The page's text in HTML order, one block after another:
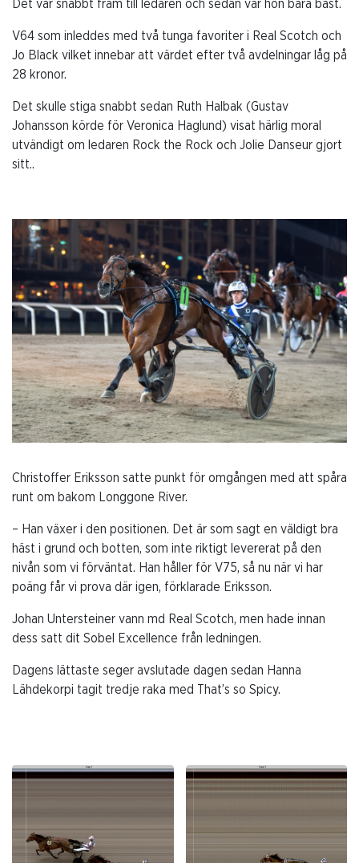
Det var snabbt fram till ledaren och sedan var hon bara bäst.
V64 som inleddes med två tunga favoriter i Real Scotch och
Jo Black vilket innebar att värdet efter två avdelningar låg på
28 kronor.
Det skulle stiga snabbt sedan Ruth Halbak (Gustav
Johansson körde för Veronica Haglund) visat härlig moral
utvändigt om ledaren Rock the Rock och Jolie Danseur gjort
sitt..
Christoffer Eriksson satte punkt för omgången med att spåra
runt om bakom Longgone River.
– Han växer i den positionen. Det är som sagt en väldigt bra
häst i grund och botten, som inte riktigt levererat på den
nivån som vi förväntat. Han håller för V75, så nu när vi har
poäng får vi prova där igen, förklarade Eriksson.
Johan Untersteiner vann md Real Scotch, men hade innan
dess satt dit Sobel Excellence från ledningen.
Dagens lättaste seger avslutade dagen sedan Hanna
Lähdekorpi tagit tredje raka med That’s so Spicy.